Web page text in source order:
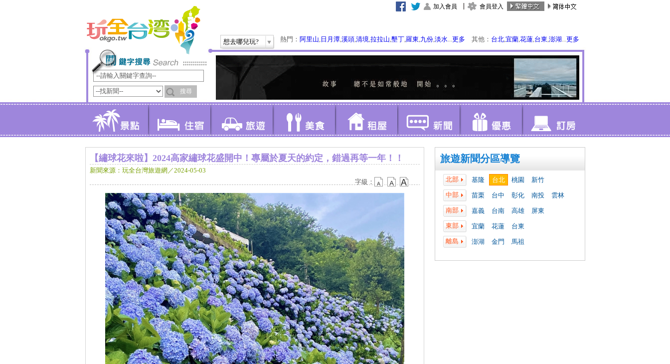
加入會員 會員登入
想去哪兒玩? 熱門： 阿里山, 日月潭,溪頭,清境,拉拉山,墾丁,羅東,九份,淡水...更多 其他： 台北,宜蘭,花蓮,台東,澎湖...更多
旅遊新聞分區導覽
北部 基隆 台北 桃園
新竹
中部
苗栗 台中 彰化 南投
雲林
南部
嘉義 台南 高雄
屏東
東部
宜蘭 花蓮
台東
離島
澎湖 金門 馬祖
字級：
【繡球花來啦】2024高家繡球花盛開中！專屬於夏天的約定，錯過再等一年！！
新聞來源：玩全台灣旅遊網／2024-05-03